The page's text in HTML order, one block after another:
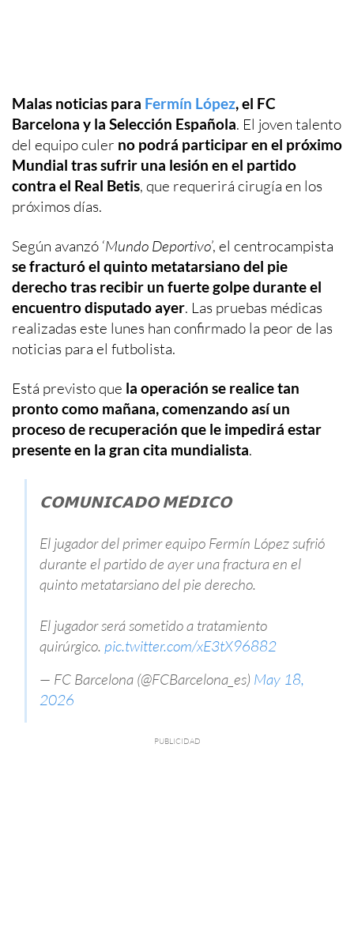
Malas noticias para Fermín López, el FC
Barcelona y la Selección Española. El joven talento
del equipo culer no podrá participar en el próximo
Mundial tras sufrir una lesión en el partido
contra el Real Betis, que requerirá cirugía en los
próximos días.
Según avanzó ‘Mundo Deportivo’, el centrocampista
se fracturó el quinto metatarsiano del pie
derecho tras recibir un fuerte golpe durante el
encuentro disputado ayer. Las pruebas médicas
realizadas este lunes han confirmado la peor de las
noticias para el futbolista.
Está previsto que la operación se realice tan
pronto como mañana, comenzando así un
proceso de recuperación que le impedirá estar
presente en la gran cita mundialista.
𝗖𝗢𝗠𝗨𝗡𝗜𝗖𝗔𝗗𝗢 𝗠𝗘́𝗗𝗜𝗖𝗢
El jugador del primer equipo Fermín López sufrió
durante el partido de ayer una fractura en el
quinto metatarsiano del pie derecho.
El jugador será sometido a tratamiento
quirúrgico. pic.twitter.com/xE3tX96882
— FC Barcelona (@FCBarcelona_es) May 18,
2026